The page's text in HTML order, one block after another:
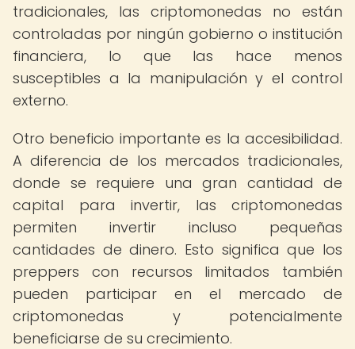
tradicionales, las criptomonedas no están
controladas por ningún gobierno o institución
financiera, lo que las hace menos
susceptibles a la manipulación y el control
externo.
Otro beneficio importante es la accesibilidad.
A diferencia de los mercados tradicionales,
donde se requiere una gran cantidad de
capital para invertir, las criptomonedas
permiten invertir incluso pequeñas
cantidades de dinero. Esto significa que los
preppers con recursos limitados también
pueden participar en el mercado de
criptomonedas y potencialmente
beneficiarse de su crecimiento.